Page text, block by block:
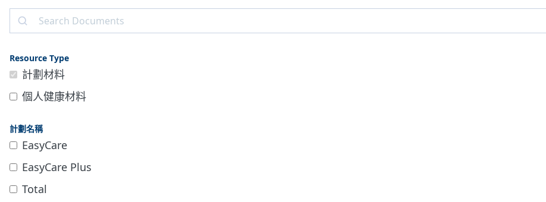
Resource Type
計劃材料
個人健康材料
計劃名稱
EasyCare
EasyCare Plus
Total